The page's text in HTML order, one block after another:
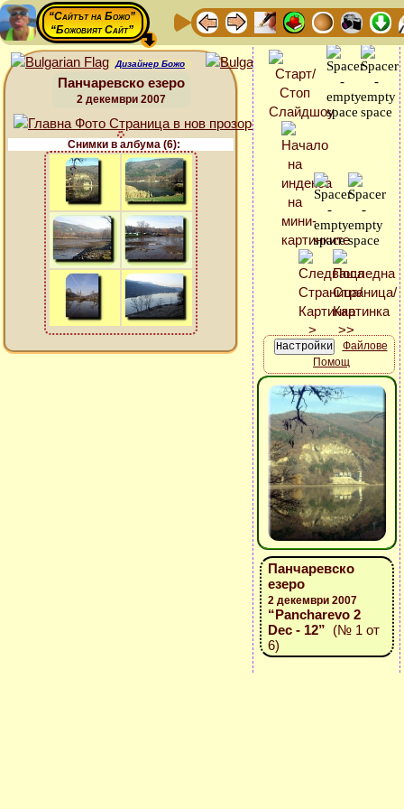
“Сайтът на Божо”
“Божовият Сайт”
Дизайнер Божо
Панчаревско езеро
2 декември 2007
Снимки в албума (6):
Файлове
Помощ
Панчаревско
езеро
2 декември 2007
“Pancharevo 2
Dec - 12” (№ 1 от
6)